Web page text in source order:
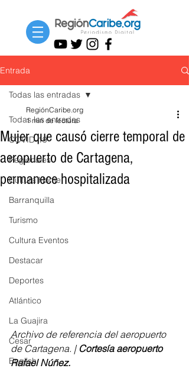
Entrada
Todas las entradas
COVID-19
Regionales
Cultura Home
Barranquilla
Turismo
Cultura Eventos
Destacar
Deportes
Atlántico
La Guajira
Cesar
English
Todas las entradas
Mujer que causó cierre temporal de
aeropuerto de Cartagena,
permanece hospitalizada
RegiónCaribe.org
1 min de lectura
Archivo de referencia del aeropuerto
de Cartagena. | Cortesía aeropuerto
Rafael Núñez.